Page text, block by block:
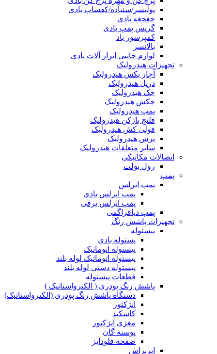
پولیشر/سنباده/کفساب بادی
جغجغه بادی
گریس پمپ بادی
کمپرسور باد
بالانسر
لوازم جانبی ابزار آلات بادی
تجهیزات هیدرولیک
آچار بکس هیدرولیک
دریل هیدرولیک
جک هیدرولیک
چکش هیدرولیک
پمپ هیدرولیک
فلنج بازکن هیدرولیک
فولی کش هیدرولیک
پرس هیدرولیک
سایر متعلقات هیدرولیک
اتصالات مکانیکی
رول بولت
پمپ
پمپ ایرلس
پمپ ایرلس بادی
پمپ ایرلس برقی
پمپ دیافراگمی
تجهیزات پاشش رنگ
پیستوله
پستوله بادی
پیستوله اتوماتیک
پیستوله اتوماتیک لوله بلند
پیستوله دستی لوله بلند
قطعات پیستوله
پاشش رنگ پودری ( الکترواستاتیک )
دستگاه پاشش رنگ پودری (الکترواستاتیک)
انژکتور
کاسکید
مغزی انژکتور
پوسته گان
صفحه فلودایز
ایربراش